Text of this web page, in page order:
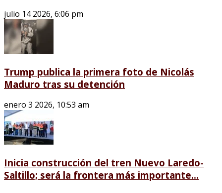
julio 14 2026, 6:06 pm
Trump publica la primera foto de Nicolás
Maduro tras su detención
enero 3 2026, 10:53 am
Inicia construcción del tren Nuevo Laredo-
Saltillo; será la frontera más importante...